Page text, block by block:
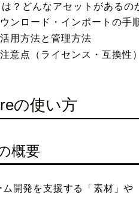
？どんなアセットがあるの
ンロード・インポートの手
用方法と管理方法
意点（ライセンス・互換性）
の使い方
概要
開発を支援する「素材」や